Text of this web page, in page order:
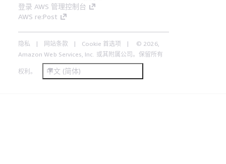
登录 AWS 管理控制台
AWS re:Post
隐私 网站条款 Cookie 首选项
© 2026,
Amazon Web Services, Inc. 或其附属公司。保留所有
权利。 中文 (简体)